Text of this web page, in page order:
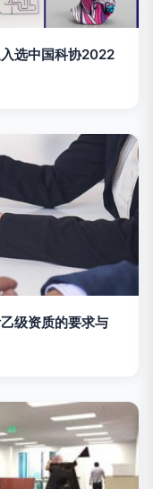
选中国科协2022
级资质的要求与